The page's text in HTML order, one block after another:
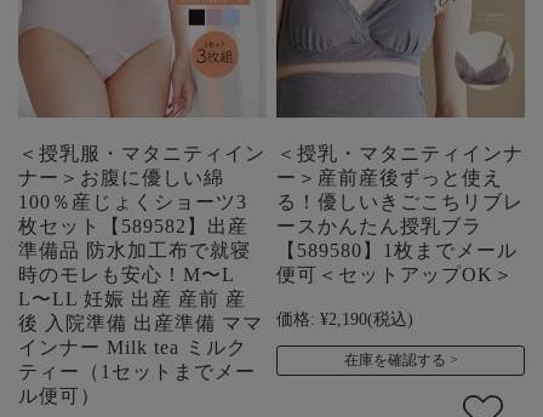
＜授乳服・マタニティイン
ナー＞お腹に優しい綿
100％産じょくショーツ3
枚セット【589582】出産
準備品 防水加工布で就寝
時のモレも安心！M〜L
L〜LL 妊娠 出産 産前 産
後 入院準備 出産準備 ママ
インナー Milk tea ミルク
ティー（1セットまでメー
ル便可）
＜授乳・マタニティインナ
ー＞産前産後ずっと使え
る！優しいきごこちリブレ
ースかんたん授乳ブラ
【589580】1枚までメール
便可＜セットアップOK＞
価格: ¥2,190(税込)
在庫を確認する